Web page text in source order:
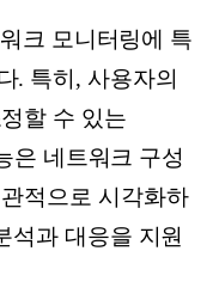
크 모니터링에 특
. 특히, 사용자의
할 수 있는
은 네트워크 구성
적으로 시각화하
석과 대응을 지원